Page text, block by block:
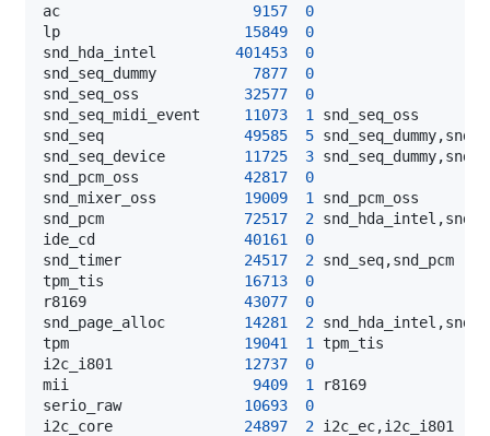
ac 9157
0
lp 15849
0
snd_hda_intel 401453
0
snd_seq_dummy 7877
0
snd_seq_oss 32577
0
snd_seq_midi_event 11073 1
snd_seq 49585
5
snd_seq_device 11725
3
snd_pcm_oss 42817
0
snd_mixer_oss 19009 1
snd_pcm 72517
2
ide_cd 40161
0
snd_timer 24517 2
tpm_tis 16713
0
r8169 43077
0
snd_page_alloc 14281
2
tpm 19041 1
i2c_i801 12737
0
mii 9409 1
serio_raw 10693
0
i2c_core 24897 2